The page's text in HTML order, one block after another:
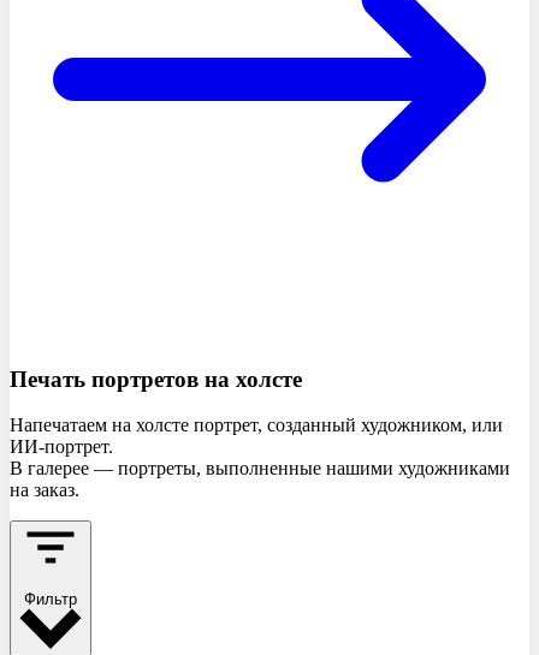
Печать портретов на холсте
Напечатаем на холсте портрет, созданный художником, или
ИИ-портрет.
В галерее — портреты, выполненные нашими художниками
на заказ.
Фильтр